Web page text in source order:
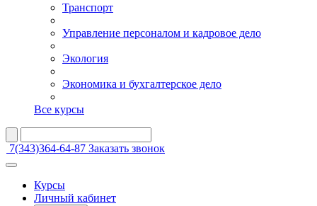
Транспорт
Управление персоналом и кадровое дело
Экология
Экономика и бухгалтерское дело
Все курсы
7(343)364-64-87 Заказать звонок
Курсы
Личный кабинет